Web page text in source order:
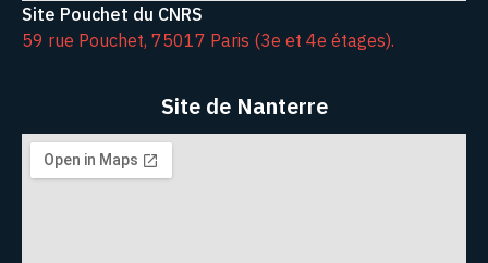
Site Pouchet du CNRS
59 rue Pouchet, 75017 Paris (3e et 4e étages).
Site de Nanterre